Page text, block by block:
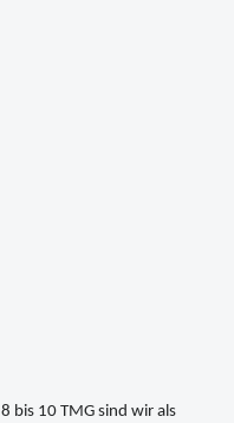
bis 10 TMG sind wir als